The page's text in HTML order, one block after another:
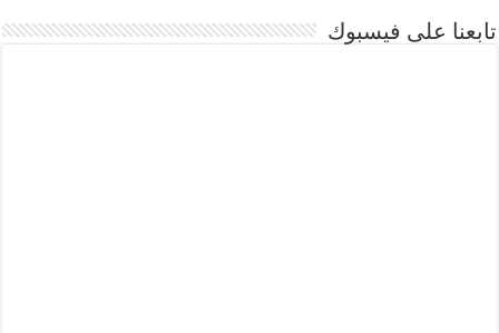
تابعنا على فيسبوك